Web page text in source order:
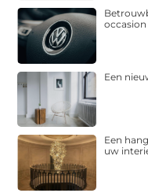
Een
Een
uw